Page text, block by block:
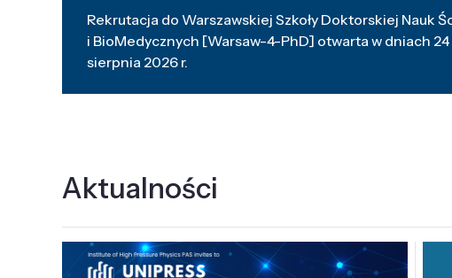
Rekrutacja do Warszawskiej Szkoły Doktorskiej Nauk
i BioMedycznych [Warsaw-4-PhD] otwarta w dniach 24
sierpnia 2026 r.
Aktualności